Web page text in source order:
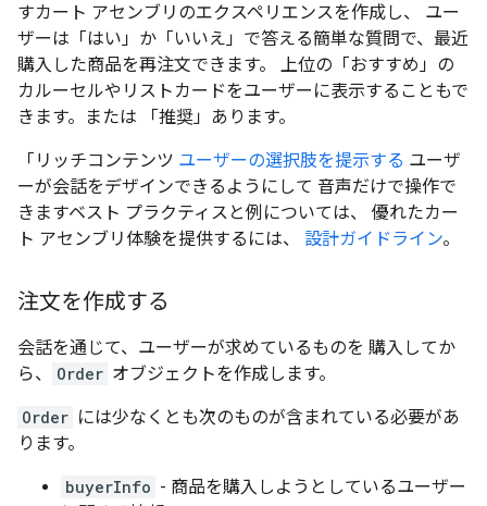
すカート アセンブリのエクスペリエンスを作成し、 ユー
ザーは「はい」か「いいえ」で答える簡単な質問で、最近
購入した商品を再注文できます。 上位の「おすすめ」の
カルーセルやリストカードをユーザーに表示することもで
きます。または 「推奨」あります。
「リッチコンテンツ ユーザーの選択肢を提示する ユーザ
ーが会話をデザインできるようにして 音声だけで操作で
きますベスト プラクティスと例については、 優れたカー
ト アセンブリ体験を提供するには、 設計ガイドライン。
注文を作成する
会話を通じて、ユーザーが求めているものを 購入してか
ら、
Order オブジェクトを作成します。
Order には少なくとも次のものが含まれている必要があ
ります。
buyerInfo - 商品を購入しようとしているユーザー